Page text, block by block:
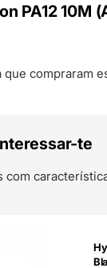
PA12 10M
compraram
te